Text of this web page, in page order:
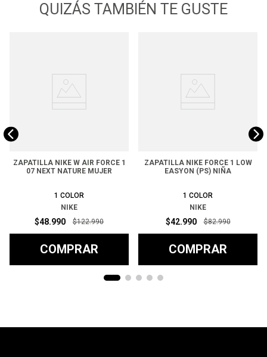
QUIZÁS TAMBIÉN TE GUSTE
ZAPATILLA NIKE W AIR FORCE 1
07 NEXT NATURE MUJER
1 COLOR
NIKE
$48.990 $122.990
COMPRAR
ZAPATILLA NIKE FORCE 1 LOW
EASYON (PS) NIÑA
1 COLOR
NIKE
$42.990 $82.990
COMPRAR